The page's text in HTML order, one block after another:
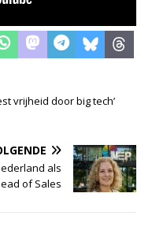
vrijheid door big tech’
als
of Sales